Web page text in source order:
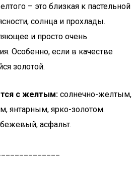
– это близкая к пастельной
солнца и прохлады.
и просто очень
Особенно, если в качестве
золотой.
с желтым: солнечно-желтым,
янтарным, ярко-золотом.
асфальт.